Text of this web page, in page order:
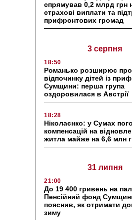
спрямував 0,2 млрд грн
страхові виплати та
прифронтових громад
3 серпня
18:50
Романько розширює
відпочинку дітей із
Сумщини: перша група
оздоровилася в Австрії
18:28
Ніколаєнко: у Сумах
компенсацій на
житла майже на 6,6 млн
31 липня
21:00
До 19 400 гривень на
Пенсійний фонд
пояснив, як отримати
зиму